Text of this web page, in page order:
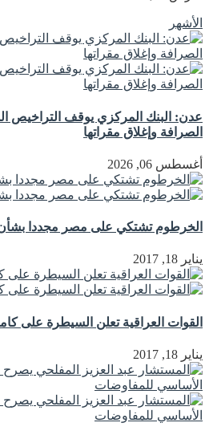
الأشهر
عدن: البنك المركزي يوقف التراخيص
الصرافة وإغلاق مقراتها
أغسطس 06, 2026
الخرطوم تشتكي على مصر مجددا
يناير 18, 2017
القوات العراقية تعلن السيطرة على
يناير 18, 2017